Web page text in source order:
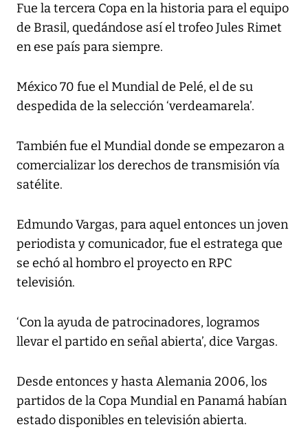
Fue la tercera Copa en la historia para el equipo
de Brasil, quedándose así el trofeo Jules Rimet
en ese país para siempre.
México 70 fue el Mundial de Pelé, el de su
despedida de la selección ‘verdeamarela’.
También fue el Mundial donde se empezaron a
comercializar los derechos de transmisión vía
satélite.
Edmundo Vargas, para aquel entonces un joven
periodista y comunicador, fue el estratega que
se echó al hombro el proyecto en RPC
televisión.
‘Con la ayuda de patrocinadores, logramos
llevar el partido en señal abierta’, dice Vargas.
Desde entonces y hasta Alemania 2006, los
partidos de la Copa Mundial en Panamá habían
estado disponibles en televisión abierta.